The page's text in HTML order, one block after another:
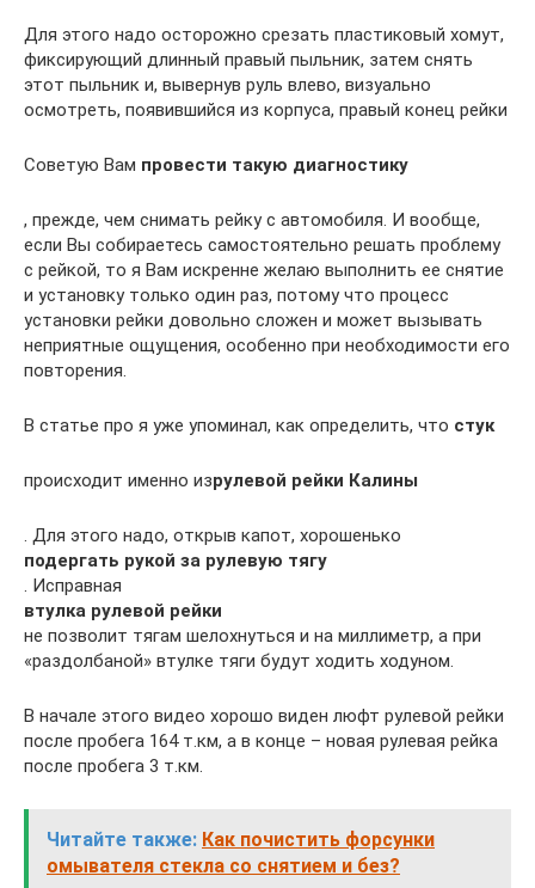
Для этого надо осторожно срезать пластиковый хомут,
фиксирующий длинный правый пыльник, затем снять
этот пыльник и, вывернув руль влево, визуально
осмотреть, появившийся из корпуса, правый конец рейки
Советую Вам провести такую диагностику
, прежде, чем снимать рейку с автомобиля. И вообще,
если Вы собираетесь самостоятельно решать проблему
с рейкой, то я Вам искренне желаю выполнить ее снятие
и установку только один раз, потому что процесс
установки рейки довольно сложен и может вызывать
неприятные ощущения, особенно при необходимости его
повторения.
В статье про я уже упоминал, как определить, что стук
происходит именно изрулевой рейки Калины
. Для этого надо, открыв капот, хорошенько
подергать рукой за рулевую тягу
. Исправная
втулка рулевой рейки
не позволит тягам шелохнуться и на миллиметр, а при
«раздолбаной» втулке тяги будут ходить ходуном.
В начале этого видео хорошо виден люфт рулевой рейки
после пробега 164 т.км, а в конце – новая рулевая рейка
после пробега 3 т.км.
Читайте также: Как почистить форсунки
омывателя стекла со снятием и без?